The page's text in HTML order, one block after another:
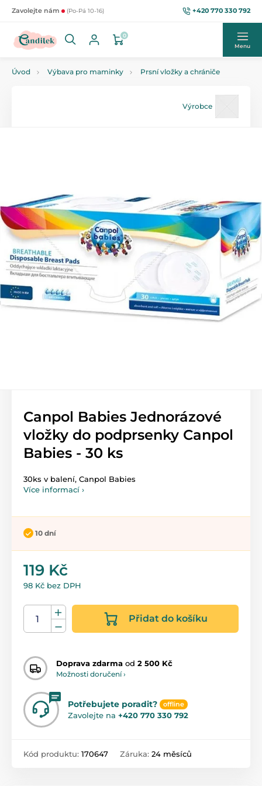
Zavolejte nám (Po-Pá 10-16) +420 770 330 792
0
Menu
Úvod Výbava pro maminky Prsní vložky a chrániče
Výrobce
Canpol Babies Jednorázové
vložky do podprsenky Canpol
Babies - 30 ks
30ks v balení, Canpol Babies
Více informací ›
10 dní
119 Kč
98 Kč bez DPH
Přidat do košíku
Doprava zdarma od 2 500 Kč
Možnosti doručení ›
Potřebujete poradit? offline
Zavolejte na +420 770 330 792
Kód produktu: 170647 Záruka: 24 měsíců